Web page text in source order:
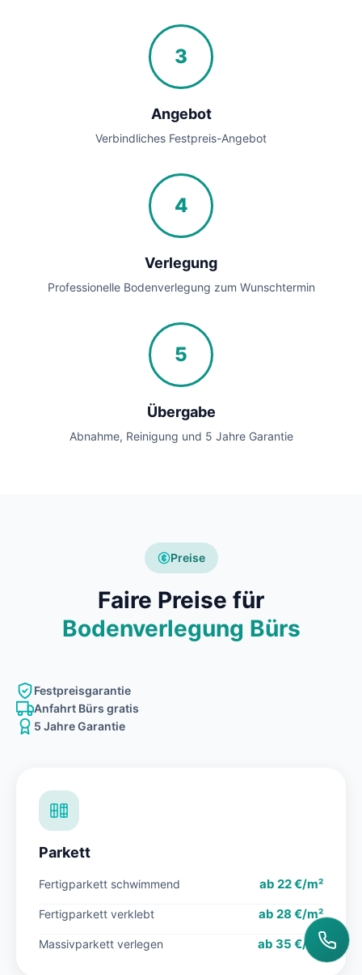
3
Angebot
Verbindliches Festpreis-Angebot
4
Verlegung
Professionelle Bodenverlegung zum Wunschtermin
5
Übergabe
Abnahme, Reinigung und 5 Jahre Garantie
Preise
Faire Preise für
Bodenverlegung Bürs
Festpreisgarantie
Anfahrt Bürs gratis
5 Jahre Garantie
Parkett
Fertigparkett schwimmend ab 22 €/m²
Fertigparkett verklebt ab 28 €/m²
Massivparkett verlegen ab 35 €/m²